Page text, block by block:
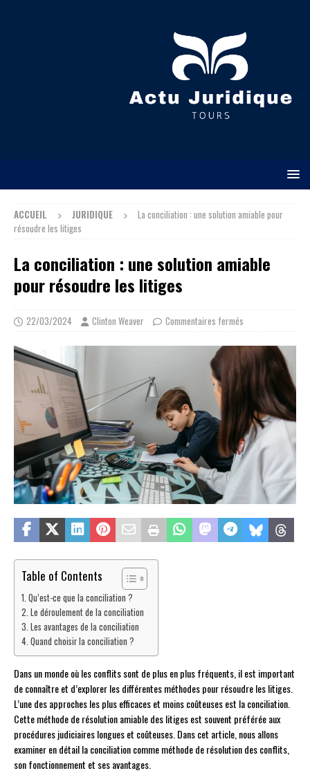
ACCUEIL JURIDIQUE
La conciliation : une solution amiable pour
résoudre les litiges
La conciliation : une solution amiable
pour résoudre les litiges
22/03/2024 Clinton Weaver Commentaires fermés
Table of Contents
Qu’est-ce que la conciliation ?
Le déroulement de la conciliation
Les avantages de la conciliation
Quand choisir la conciliation ?
Dans un monde où les conflits sont de plus en plus fréquents, il est important
de connaître et d’explorer les différentes méthodes pour résoudre les litiges.
L’une des approches les plus efficaces et moins coûteuses est la conciliation.
Cette méthode de résolution amiable des litiges est souvent préférée aux
procédures judiciaires longues et coûteuses. Dans cet article, nous allons
examiner en détail la conciliation comme méthode de résolution des conflits,
son fonctionnement et ses avantages.